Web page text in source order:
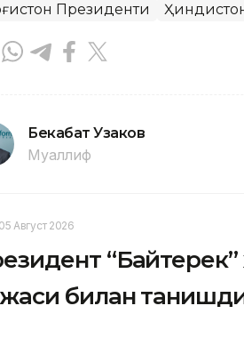
Президенти
Бекабат Узаков
Муаллиф
Август 2026
билан